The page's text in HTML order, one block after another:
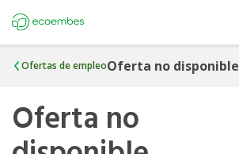
Ofertas de empleoOferta no disponible
Oferta no